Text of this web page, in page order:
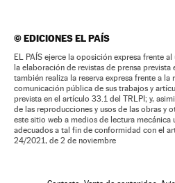
©EDICIONES EL PAÍS
EL PAÍS ejerce la oposición expresa frente
la elaboración de revistas de prensa
también realiza la reserva expresa frente a
comunicación pública de sus trabajos y
prevista en el artículo 33.1 del TRLPI; y,
de las reproducciones y usos de las obras y
este sitio web a medios de lectura mecánica
adecuados a tal fin de conformidad con el
24/2021, de 2 de noviembre